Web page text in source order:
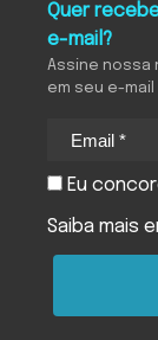
Quer
e-mail?
Assine nossa
em seu e-mail
Eu
Saiba mais